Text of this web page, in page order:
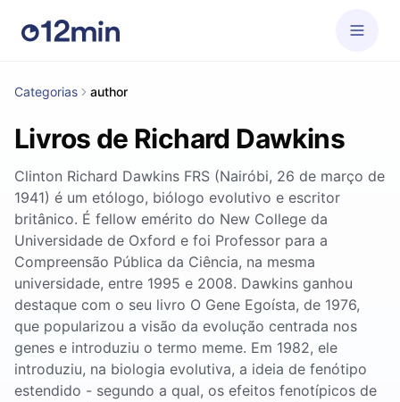
Categorias author
Livros de Richard Dawkins
Clinton Richard Dawkins FRS (Nairóbi, 26 de março de
1941) é um etólogo, biólogo evolutivo e escritor
britânico. É fellow emérito do New College da
Universidade de Oxford e foi Professor para a
Compreensão Pública da Ciência, na mesma
universidade, entre 1995 e 2008. Dawkins ganhou
destaque com o seu livro O Gene Egoísta, de 1976,
que popularizou a visão da evolução centrada nos
genes e introduziu o termo meme. Em 1982, ele
introduziu, na biologia evolutiva, a ideia de fenótipo
estendido - segundo a qual, os efeitos fenotípicos de